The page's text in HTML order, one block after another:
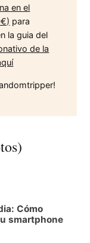
en el
para
la guia del
de la
Cómo
smartphone